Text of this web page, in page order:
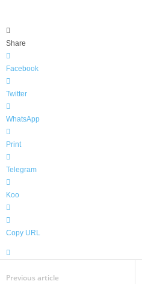
Share
Facebook
Twitter
WhatsApp
Print
Telegram
Koo
Copy URL
Previous article